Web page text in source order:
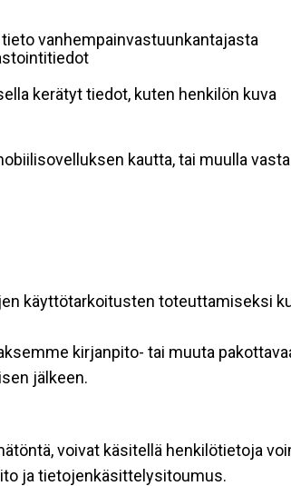
vanhempainvastuunkantajasta
kerätyt tiedot, kuten henkilön kuva
kautta, tai muulla
käyttötarkoitusten toteuttamiseksi
kirjanpito- tai muuta
jälkeen.
voivat käsitellä henkilötietoja
ja tietojenkäsittelysitoumus.